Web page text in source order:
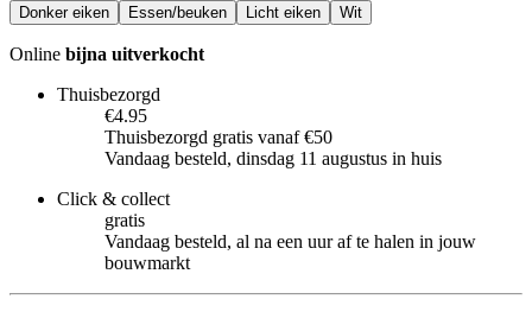
Donker eiken Essen/beuken Licht eiken Wit
Online bijna uitverkocht
Thuisbezorgd
€4.95
Thuisbezorgd gratis vanaf €50
Vandaag besteld, dinsdag 11 augustus in huis
Click & collect
gratis
Vandaag besteld, al na een uur af te halen in jouw
bouwmarkt